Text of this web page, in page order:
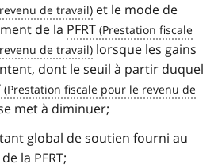
et le mode de
de la PFRT
lorsque les gains
dont le seuil à partir duquel
met à diminuer;
global de soutien fourni au
la PFRT;